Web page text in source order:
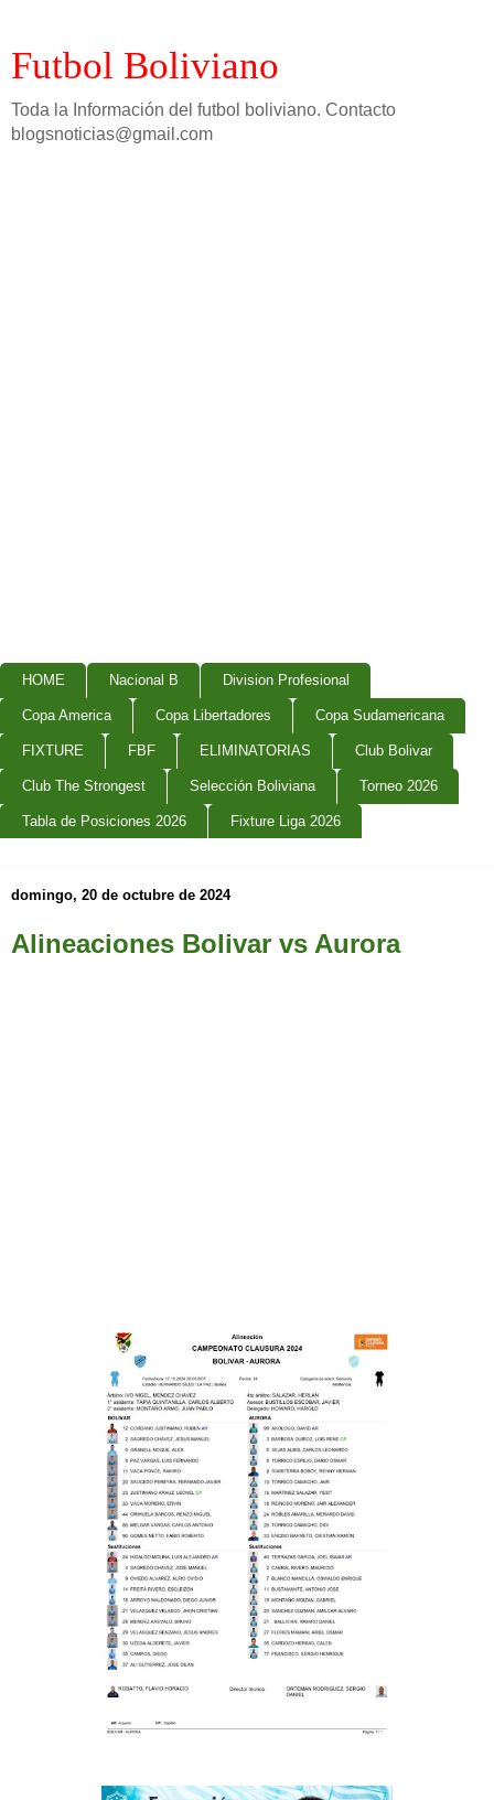
Futbol Boliviano
Toda la Información del futbol boliviano. Contacto
blogsnoticias@gmail.com
HOME Nacional B Division Profesional
Copa America Copa Libertadores Copa Sudamericana
FIXTURE FBF ELIMINATORIAS Club Bolivar
Club The Strongest Selección Boliviana Torneo 2026
Tabla de Posiciones 2026 Fixture Liga 2026
domingo, 20 de octubre de 2024
Alineaciones Bolivar vs Aurora